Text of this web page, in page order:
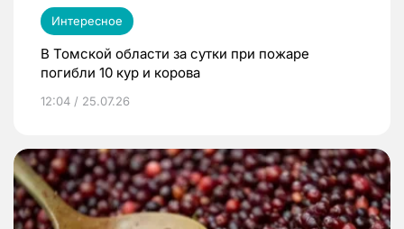
Интересное
В Томской области за сутки при пожаре
погибли 10 кур и корова
12:04 / 25.07.26